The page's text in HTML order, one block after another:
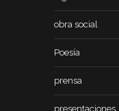
obra social
Poesía
prensa
presentaciones